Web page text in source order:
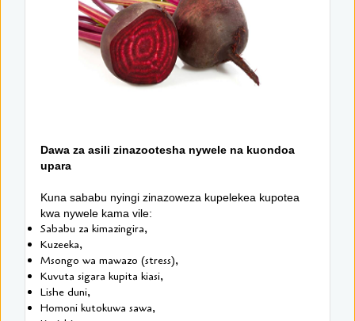
Dawa za asili zinazootesha nywele na kuondoa
upara
Kuna sababu nyingi zinazoweza kupelekea kupotea
kwa nywele kama vile:
Sababu za kimazingira,
Kuzeeka,
Msongo wa mawazo (stress),
Kuvuta sigara kupita kiasi,
Lishe duni,
Homoni kutokuwa sawa,